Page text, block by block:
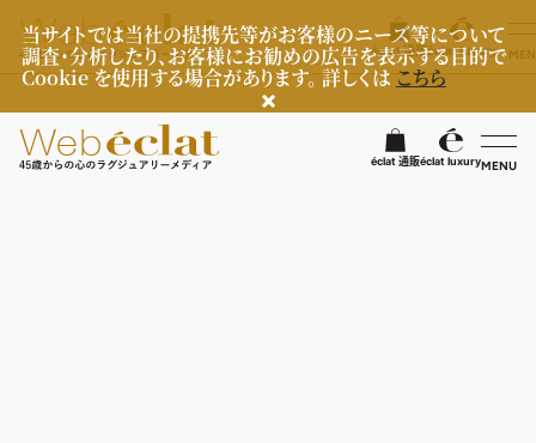
当サイトでは当社の提携先等がお客様のニーズ等について
調査・分析したり、お客様にお勧めの広告を表示する目的で
Cookie を使用する場合があります。 詳しくはこちら
éclat 通販éclat luxuryMENU検
éclat 通販éclat luxury